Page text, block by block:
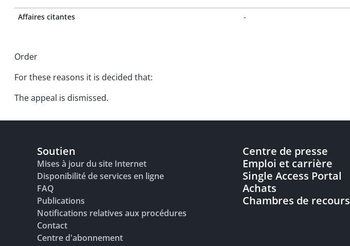
Affaires citantes -
Order
For these reasons it is decided that:
The appeal is dismissed.
Soutien
Mises à jour du site Internet
Disponibilité de services en ligne
FAQ
Publications
Notifications relatives aux procédures
Contact
Centre d'abonnement
Centre de presse
Emploi et carrière
Single Access Portal
Achats
Chambres de recours